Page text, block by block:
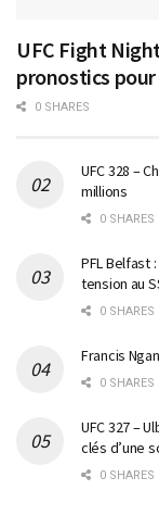
UFC Fight
pronostics
0 SHARES
UFC 328 –
millions
0 SHARES
PFL Belfast
tension au
0 SHARES
Francis
0 SHARES
UFC 327 –
clés d’une
0 SHARES